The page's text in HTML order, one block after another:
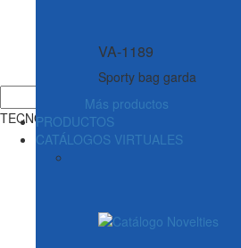
VA-1189
Sporty bag garda
Más productos
PRODUCTOS
CATÁLOGOS VIRTUALES
TECNOLOGÍA